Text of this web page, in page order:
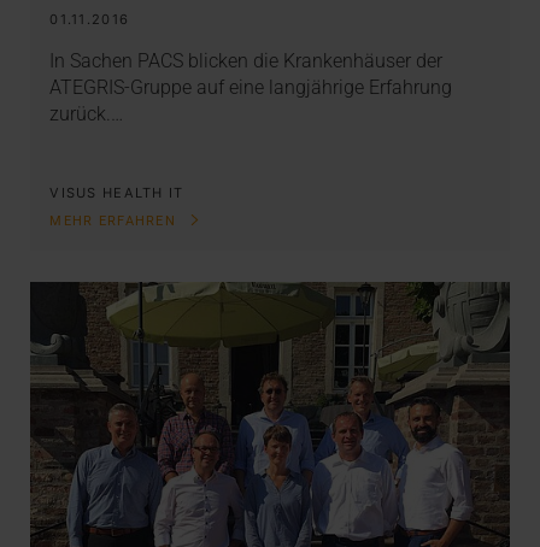
01.11.2016
In Sachen PACS blicken die Krankenhäuser der
ATEGRIS-Gruppe auf eine langjährige Erfahrung
zurück.…
VISUS HEALTH IT
MEHR ERFAHREN